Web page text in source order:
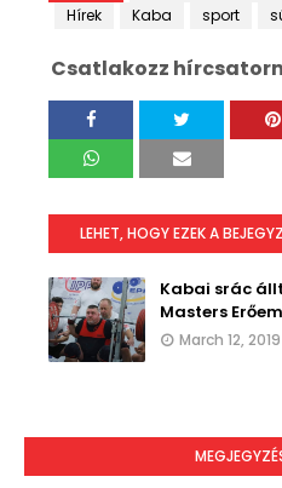
Hírek
Kaba sport
Csatlakozz
LEHET, HOGY EZEK A
Kabai srác
Masters
March 12, 2019